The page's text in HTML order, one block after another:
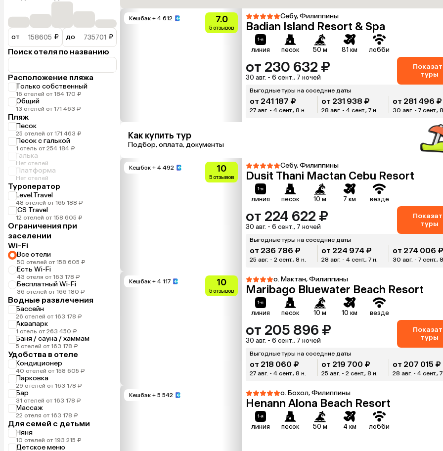
от ₽ до ₽
Поиск отеля по названию
Расположение пляжа
Только собственный
16 отелей от 184 170 ₽
Общий
13 отелей от 171 463 ₽
Пляж
Песок
25 отелей от 171 463 ₽
Песок с галькой
1 отель от 254 184 ₽
Галька
Нет отелей
Платформа
Нет отелей
Туроператор
Level.Travel
48 отелей от 165 188 ₽
ICS Travel
12 отелей от 158 605 ₽
Ограничения при
заселении
Wi-Fi
Все отели
50 отелей от 158 605 ₽
Есть Wi-Fi
43 отеля от 163 178 ₽
Бесплатный Wi-Fi
36 отелей от 166 180 ₽
Водные развлечения
Бассейн
26 отелей от 163 178 ₽
Аквапарк
1 отель от 263 450 ₽
Баня / сауна / хаммам
5 отелей от 163 178 ₽
Удобства в отеле
Кондиционер
40 отелей от 158 605 ₽
Парковка
29 отелей от 163 178 ₽
Бар
31 отелей от 163 178 ₽
Массаж
22 отеля от 163 178 ₽
Для семей с детьми
Няня
10 отелей от 193 215 ₽
Детское меню
Кешбэк + 4 612 7.0
5 отзывов
Себу, Филиппины
Badian Island Resort & Spa
линия песок 50 м 81 км лобби
от 230 632 ₽
30 авг. - 6 сент., 7 ночей
туры
Выгодные туры на соседние даты
от 241 187 ₽
27 авг. - 4 сент., 8 н.
от 231 938 ₽
28 авг. - 4 сент., 7 н.
от 281 496 ₽
30 авг. - 7 сент., 8
Как купить тур
Подбор, оплата, документы
Кешбэк + 4 492 10
5 отзывов
Себу, Филиппины
Dusit Thani Mactan Cebu Resort
линия песок 10 м 7 км везде
от 224 622 ₽
30 авг. - 6 сент., 7 ночей
туры
Выгодные туры на соседние даты
от 236 786 ₽
25 авг. - 2 сент., 8 н.
от 224 974 ₽
28 авг. - 4 сент., 7 н.
от 274 006 ₽
30 авг. - 7 сент., 8
Кешбэк + 4 117 10
5 отзывов
о. Мактан, Филиппины
Maribago Bluewater Beach Resort
линия песок 10 м 10 км везде
от 205 896 ₽
30 авг. - 6 сент., 7 ночей
туры
Выгодные туры на соседние даты
от 218 060 ₽
27 авг. - 4 сент., 8 н.
от 219 700 ₽
25 авг. - 2 сент., 8 н.
от 207 015 ₽
28 авг. - 4 сент., 7
Кешбэк + 5 542 о. Бохол, Филиппины
Henann Alona Beach Resort
линия песок 50 м 4 км лобби